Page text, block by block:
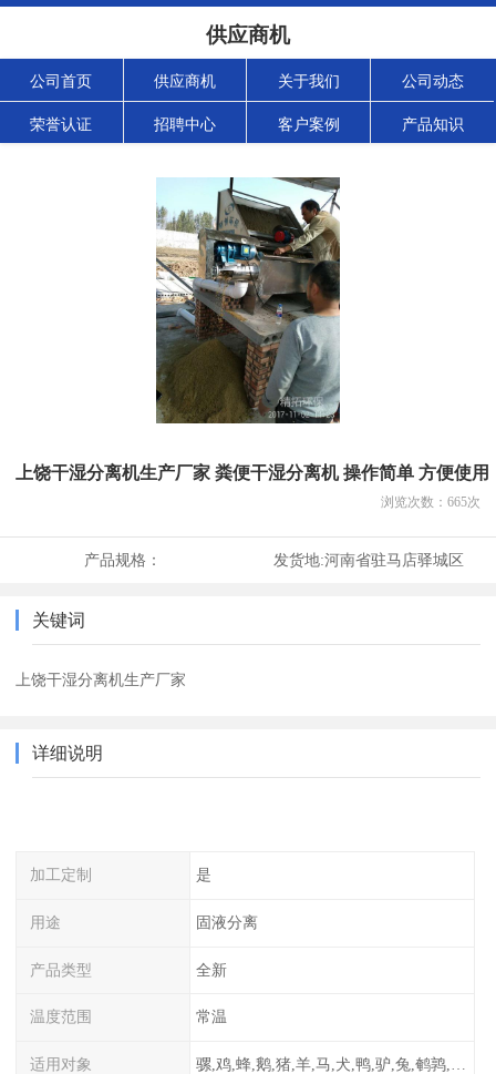
供应商机
公司首页 供应商机 关于我们 公司动态
荣誉认证 招聘中心 客户案例 产品知识
上饶干湿分离机生产厂家 粪便干湿分离机 操作简单 方便使用
浏览次数： 665次
产品规格： 发货地:河南省驻马店驿城区
关键词
上饶干湿分离机生产厂家
详细说明
加工定制 是
用途 固液分离
产品类型 全新
温度范围 常温
适用对象 骡,鸡,蜂,鹅,猪,羊,马,犬,鸭,驴,兔,鹌鹑,牛,鸽